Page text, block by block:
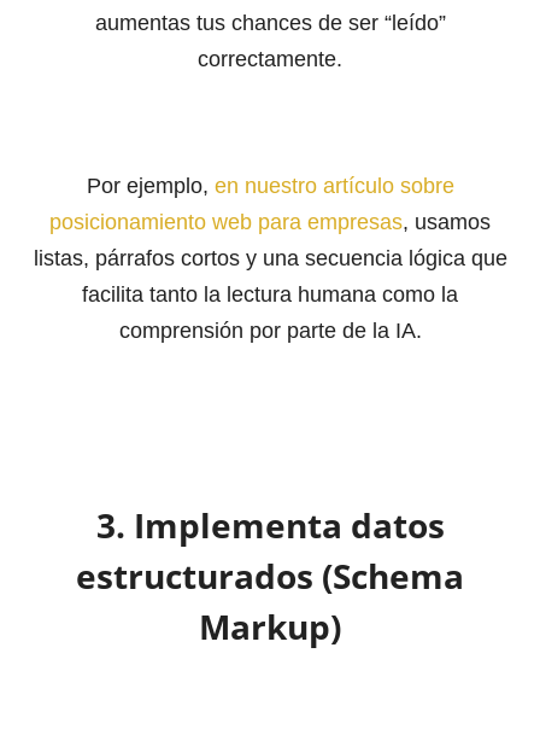
aumentas tus chances de ser “leído”
correctamente.
Por ejemplo, en nuestro artículo sobre
posicionamiento web para empresas, usamos
listas, párrafos cortos y una secuencia lógica que
facilita tanto la lectura humana como la
comprensión por parte de la IA.
3. Implementa datos
estructurados (Schema
Markup)